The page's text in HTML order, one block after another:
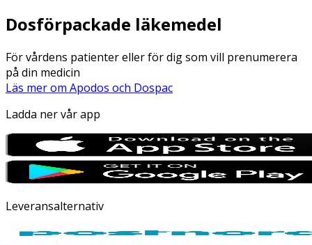
Dosförpackade läkemedel
För vårdens patienter eller för dig som vill prenumerera
på din medicin
Läs mer om Apodos och Dospac
Ladda ner vår app
Leveransalternativ